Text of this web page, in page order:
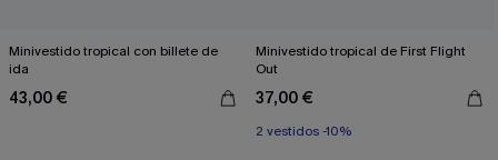
Minivestido tropical con billete de
ida
43,00 €
Minivestido tropical de First Flight
Out
37,00 €
2 vestidos -10%